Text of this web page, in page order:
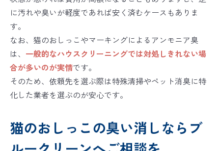
に汚れや臭いが軽度であれば安く済むケースもありま
す。
なお、猫のおしっこやマーキングによるアンモニア臭
は、 一般的なハウスクリーニングでは対処しきれない場
合が多いのが実情です。
そのため、依頼先を選ぶ際は特殊清掃やペット消臭に特
化した業者を選ぶのが安心です。
猫のおしっこの臭い消しならブ